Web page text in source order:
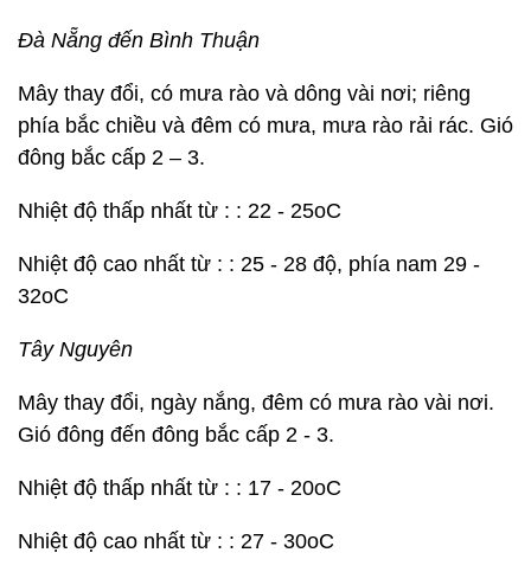
Đà Nẵng đến Bình Thuận
Mây thay đổi, có mưa rào và dông vài nơi; riêng
phía bắc chiều và đêm có mưa, mưa rào rải rác. Gió
đông bắc cấp 2 – 3.
Nhiệt độ thấp nhất từ : : 22 - 25oC
Nhiệt độ cao nhất từ : : 25 - 28 độ, phía nam 29 -
32oC
Tây Nguyên
Mây thay đổi, ngày nắng, đêm có mưa rào vài nơi.
Gió đông đến đông bắc cấp 2 - 3.
Nhiệt độ thấp nhất từ : : 17 - 20oC
Nhiệt độ cao nhất từ : : 27 - 30oC